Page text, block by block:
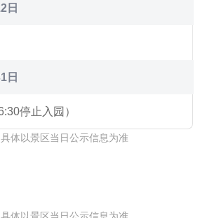
日
日
停止入园）
体以景区当日公示信息为准